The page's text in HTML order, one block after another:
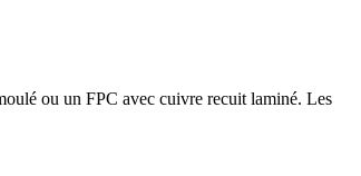
ou un FPC avec cuivre recuit laminé. Les